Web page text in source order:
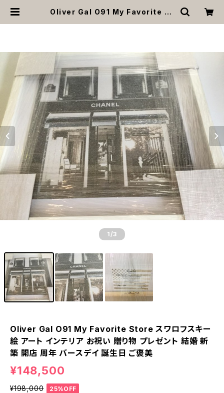
Oliver Gal O91 My Favorite St
1 /3
Oliver Gal O91 My Favorite Store スワロフスキー
絵 アート インテリア お祝い 贈り物 プレゼント 結婚 新
築 開店 周年 バースデイ 誕生日 ご褒美
¥148,500
¥198,000 25%OFF